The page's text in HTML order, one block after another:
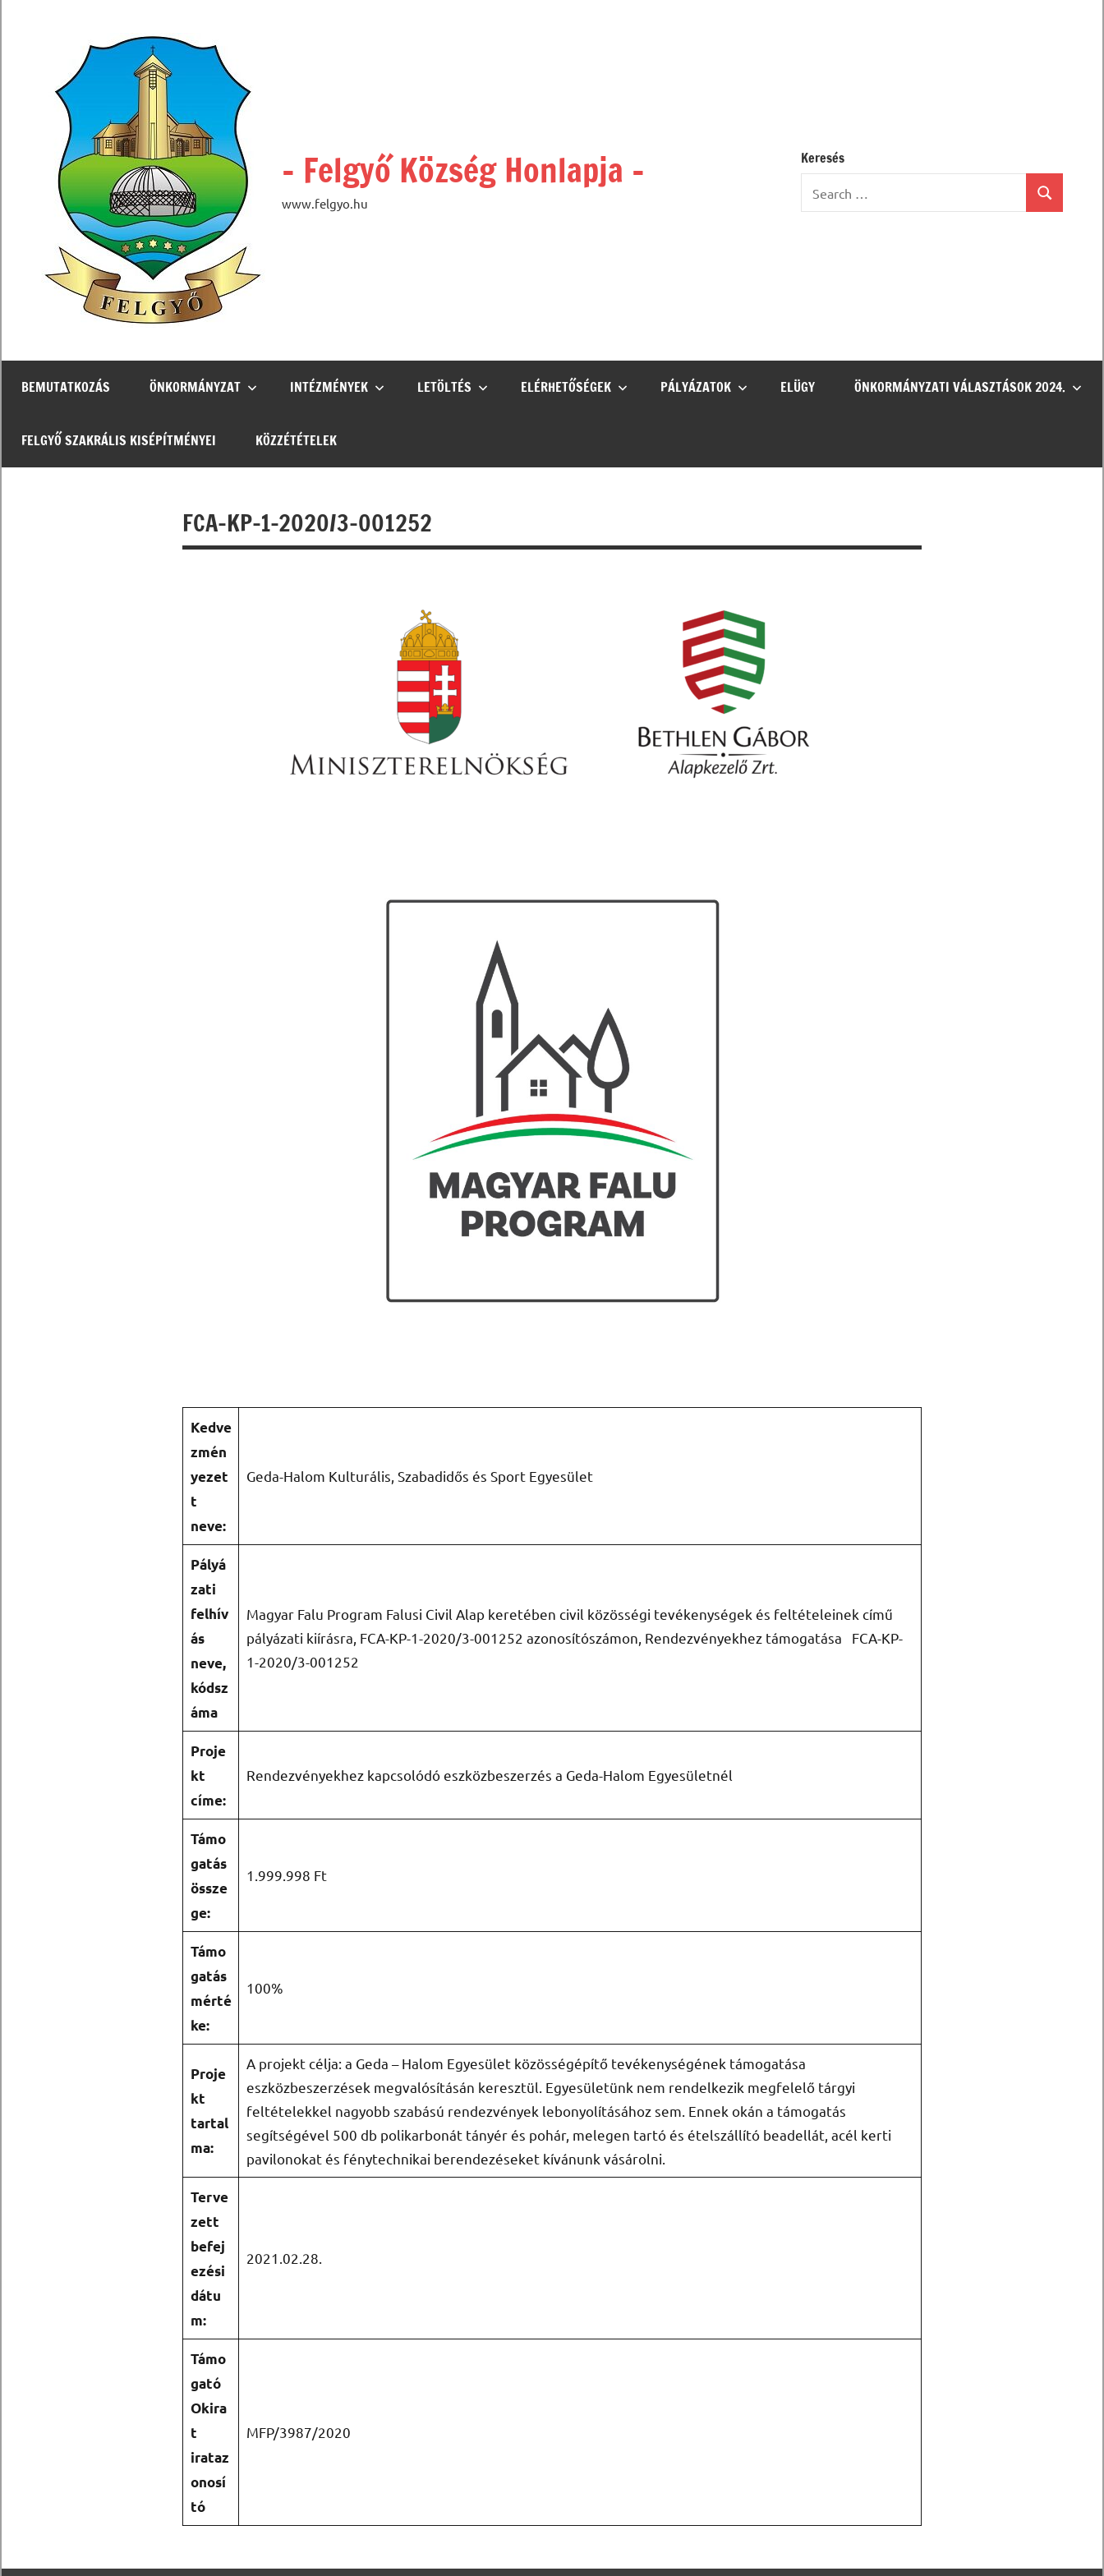
– Felgyő Község Honlapja –
www.felgyo.hu
Keresés
for:
Search
BEMUTATKOZÁS ÖNKORMÁNYZAT INTÉZMÉNYEK LETÖLTÉS ELÉRHETŐSÉGEK PÁLYÁZATOK ELÜGY ÖNKORMÁNYZATI VÁLASZTÁSOK 2024.
FELGYŐ SZAKRÁLIS KISÉPÍTMÉNYEI KÖZZÉTÉTELEK
FCA-KP-1-2020/3-001252
Kedve
zmén
yezet
t
neve:
Geda-Halom Kulturális, Szabadidős és Sport Egyesület
Pályá
zati
felhív
ás
neve,
kódsz
áma
Magyar Falu Program Falusi Civil Alap keretében civil közösségi tevékenységek és feltételeinek című
pályázati kiírásra, FCA-KP-1-2020/3-001252 azonosítószámon, Rendezvényekhez támogatása FCA-KP-
1-2020/3-001252
Proje
kt
címe:
Rendezvényekhez kapcsolódó eszközbeszerzés a Geda-Halom Egyesületnél
Támo
gatás
össze
ge:
1.999.998 Ft
Támo
gatás
mérté
ke:
100%
Proje
kt
tartal
ma:
A projekt célja: a Geda – Halom Egyesület közösségépítő tevékenységének támogatása
eszközbeszerzések megvalósításán keresztül. Egyesületünk nem rendelkezik megfelelő tárgyi
feltételekkel nagyobb szabású rendezvények lebonyolításához sem. Ennek okán a támogatás
segítségével 500 db polikarbonát tányér és pohár, melegen tartó és ételszállító beadellát, acél kerti
pavilonokat és fénytechnikai berendezéseket kívánunk vásárolni.
Terve
zett
befej
ezési
dátu
m:
2021.02.28.
Támo
gató
Okira
t
irataz
onosí
tó
MFP/3987/2020